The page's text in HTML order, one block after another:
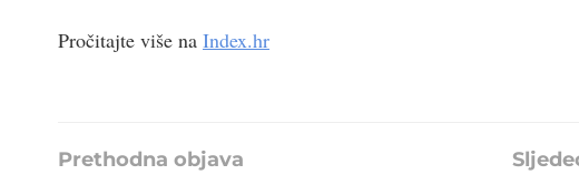
Pročitajte više na Index.hr
Prethodna objava